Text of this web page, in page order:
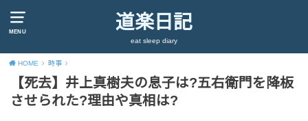
MENU 道楽日記
eat sleep diary
HOME 時事
【死去】井上真樹夫の息子は?五右衛門を降板
させられた?理由や真相は?